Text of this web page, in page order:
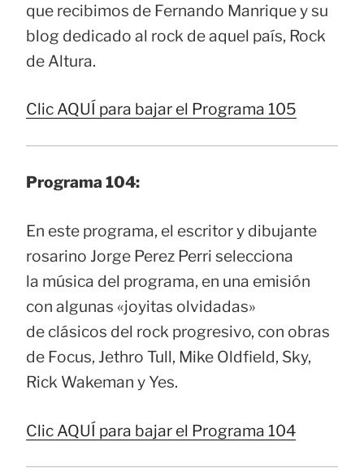
que recibimos de Fernando Manrique y su
blog dedicado al rock de aquel país, Rock
de Altura.
Clic AQUÍ para bajar el Programa 105
Programa 104:
En este programa, el escritor y dibujante
rosarino Jorge Perez Perri selecciona
la música del programa, en una emisión
con algunas «joyitas olvidadas»
de clásicos del rock progresivo, con obras
de Focus, Jethro Tull, Mike Oldfield, Sky,
Rick Wakeman y Yes.
Clic AQUÍ para bajar el Programa 104